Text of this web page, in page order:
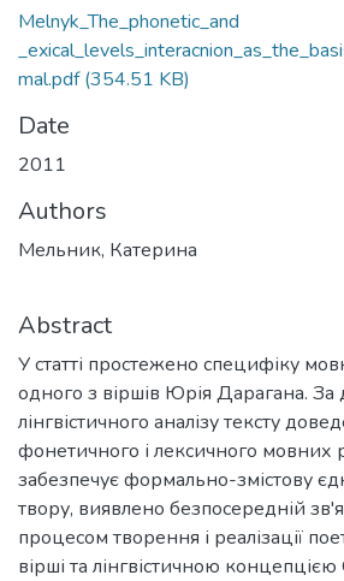
Melnyk_The_phonetic_and
mal.pdf(354.51 KB)
Date
2011
Authors
Мельник, Катерина
Abstract
У статті простежено специфіку
одного з віршів Юрія Дарагана.
лінгвістичного аналізу тексту
фонетичного і лексичного мовних
забезпечує формально-змістову
твору, виявлено безпосередній
процесом творення і реалізації
вірші та лінгвістичною